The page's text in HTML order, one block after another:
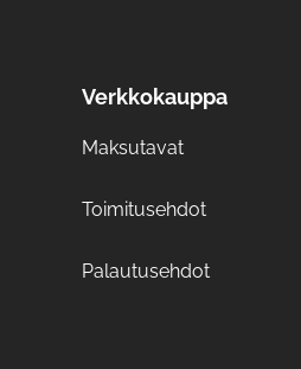
Verkkokauppa
Maksutavat
Toimitusehdot
Palautusehdot